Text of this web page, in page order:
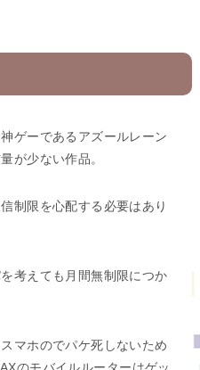
ゲーであるアズールレーン
が少ない作品。
制限を心配する必要はあり
考えても月間無制限につか
マホのでパケ死しないため